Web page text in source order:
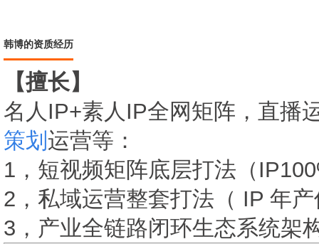
韩博的资质经历
【擅长】
名人IP+素人IP全网矩阵，直播
策划 运营等：
1，短视频矩阵底层打法（
2，私域运营整套打法（ IP 年
3，产业全链路闭环生态系统架